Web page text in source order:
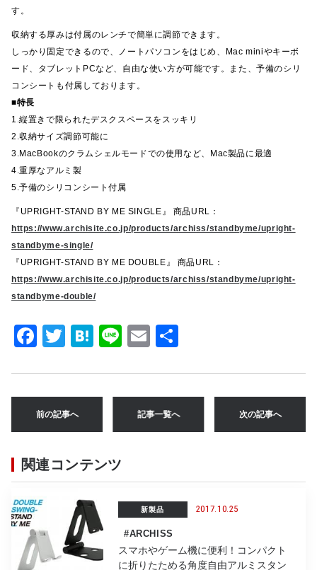
す。
収納する厚みは付属のレンチで簡単に調節できます。
しっかり固定できるので、ノートパソコンをはじめ、Mac miniやキーボ
ード、タブレットPCなど、自由な使い方が可能です。また、予備のシリ
コンシートも付属しております。
■特長
1.縦置きで限られたデスクスペースをスッキリ
2.収納サイズ調節可能に
3.MacBookのクラムシェルモードでの使用など、Mac製品に最適
4.重厚なアルミ製
5.予備のシリコンシート付属
『UPRIGHT-STAND BY ME SINGLE』 商品URL：
https://www.archisite.co.jp/products/archiss/standbyme/upright-
standbyme-single/
『UPRIGHT-STAND BY ME DOUBLE』 商品URL：
https://www.archisite.co.jp/products/archiss/standbyme/upright-
standbyme-double/
F
c
e
b
o
k
T
it
te
r
H
e
n
a
Li
e
E
ai
l
前の記事へ 記事一覧へ 次の記事へ
関連コンテンツ
新製品 2017.10.25
#ARCHISS
スマホやゲーム機に便利！コンパクト
に折りたためる角度自由アルミスタン